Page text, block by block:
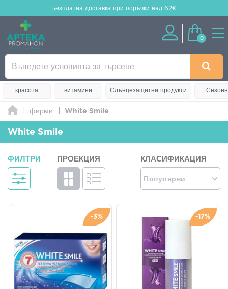
Безплатна доставка при поръчки над 62€
0
красота витамини Слънцезащитни продукти
фирми White Smile
White Smile
ФИЛТРИ ПРОЕКЦИЯ КЛАСИФИКАЦИЯ
Популярни
-3% -17%